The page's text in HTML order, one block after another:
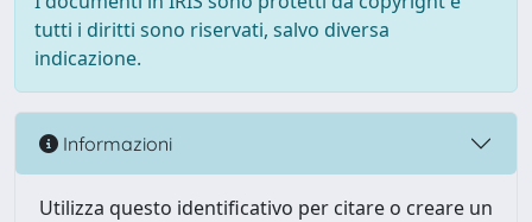
tutti i diritti sono riservati, salvo diversa
indicazione.
Informazioni
Utilizza questo identificativo per citare o creare un